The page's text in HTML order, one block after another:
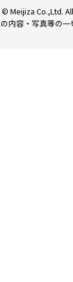
Meijiza Co.,Ltd.
内容・写真等の一